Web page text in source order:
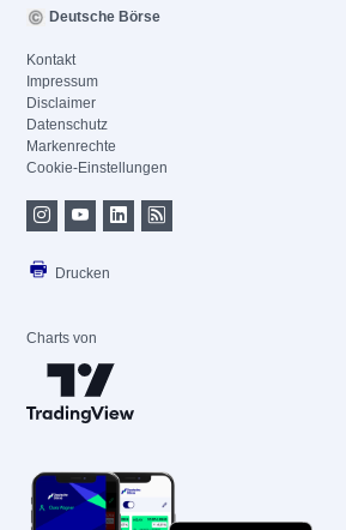
Deutsche Börse
Kontakt
Impressum
Disclaimer
Datenschutz
Markenrechte
Cookie-Einstellungen
Drucken
Charts von